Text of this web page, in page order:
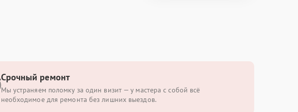
Срочный ремонт
Мы устраняем поломку за один визит — у мастера с собой всё
необходимое для ремонта без лишних выездов.